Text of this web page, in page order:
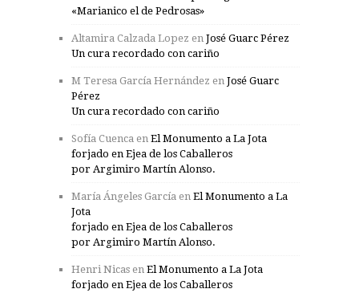
«Marianico el de Pedrosas»
Altamira Calzada Lopez en José Guarc Pérez
Un cura recordado con cariño
M Teresa García Hernández en José Guarc
Pérez
Un cura recordado con cariño
Sofía Cuenca en El Monumento a La Jota
forjado en Ejea de los Caballeros
por Argimiro Martín Alonso.
María Ángeles García en El Monumento a La
Jota
forjado en Ejea de los Caballeros
por Argimiro Martín Alonso.
Henri Nicas en El Monumento a La Jota
forjado en Ejea de los Caballeros